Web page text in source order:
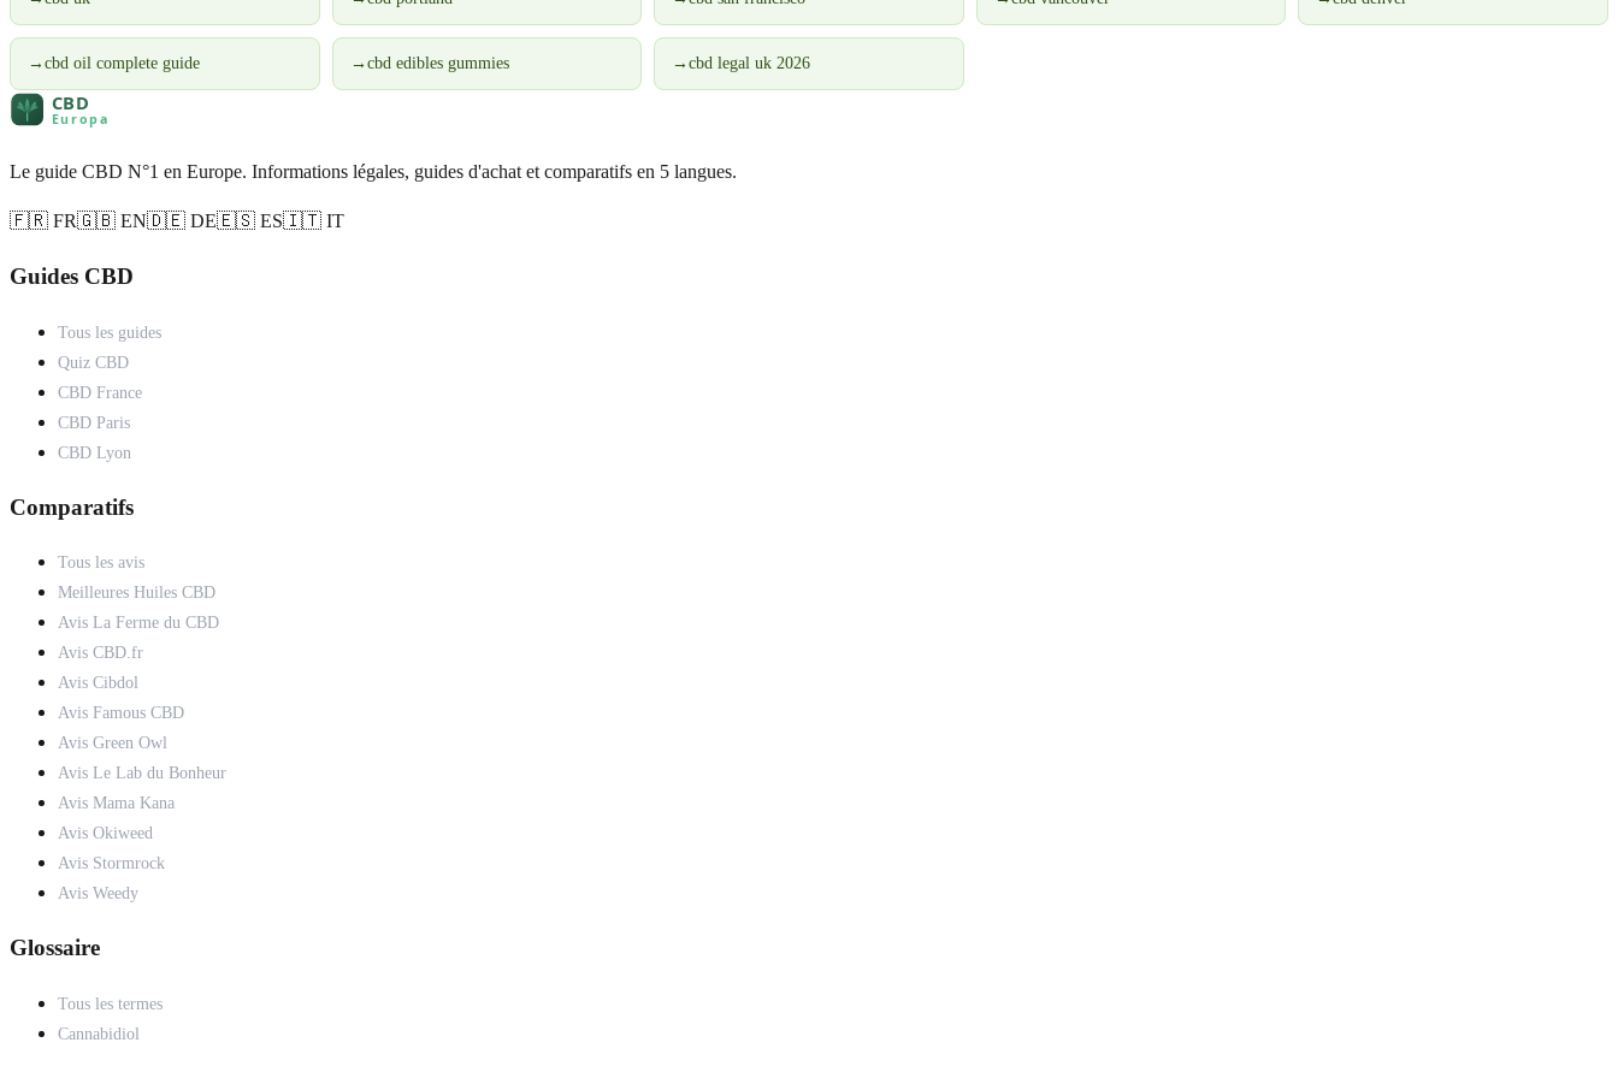
→ cbd oil complete guide → cbd edibles gummies →cbd legal uk 2026
Le guide CBD N°1 en Europe. Informations légales, guides d'achat et comparatifs en 5 langues.
🇫🇷 FR🇬🇧 EN🇩🇪 DE🇪🇸 ES🇮🇹 IT
Guides CBD
Tous les guides
Quiz CBD
CBD France
CBD Paris
CBD Lyon
Comparatifs
Tous les avis
Meilleures Huiles CBD
Avis La Ferme du CBD
Avis CBD.fr
Avis Cibdol
Avis Famous CBD
Avis Green Owl
Avis Le Lab du Bonheur
Avis Mama Kana
Avis Okiweed
Avis Stormrock
Avis Weedy
Glossaire
Tous les termes
Cannabidiol